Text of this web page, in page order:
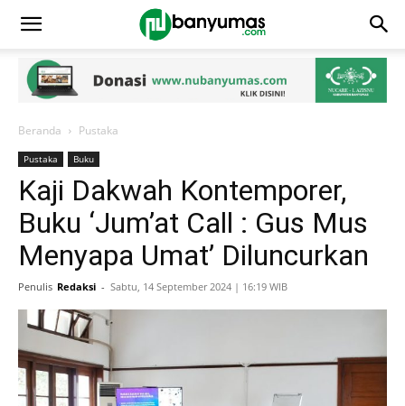
Beranda Pustaka
Pustaka Buku
Kaji Dakwah Kontemporer,
Buku ‘Jum’at Call : Gus Mus
Menyapa Umat’ Diluncurkan
Penulis Redaksi - Sabtu, 14 September 2024 | 16:19 WIB